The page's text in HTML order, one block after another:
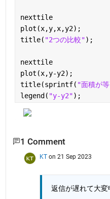
nexttile
plot(x,y,x,y2);
title( "2つの比較");
nexttile
plot(x,y-y2);
title(sprintf( "面積が
legend( "y-y2");
1 Comment
KT on 21 Sep 2023
返信が遅れて大変